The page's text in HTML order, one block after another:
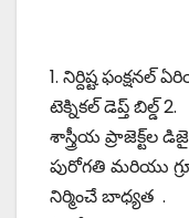
1. నిర్దిష్ట ఫంక్షనల్
టెక్నికల్ డెప్త్ బిల్డ్ 2.
శాస్త్రీయ ప్రాజెక్ట్‌ల
పురోగతి మరియు
నిర్మించే బాధ్యత .